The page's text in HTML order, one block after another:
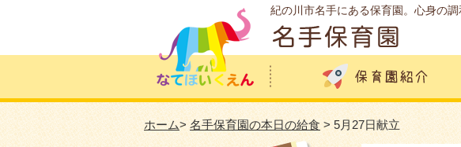
紀の川市名手にある保育園。心身の
ホーム> 名手保育園の本日の給食 > 5月27日献立